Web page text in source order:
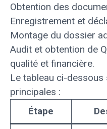
Obtention des
Enregistrement et
Montage du dossier
Audit et obtention de
qualité et financière.
Le tableau ci-
principales :
Étape